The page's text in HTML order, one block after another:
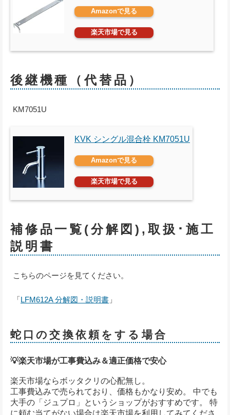
Amazonで見る
楽天市場で見る
後継機種（代替品）
KM7051U
KVK シングル混合栓 KM7051U
Amazonで見る
楽天市場で見る
補修品一覧(分解図),取扱･施工
説明書
こちらのページを見てください。
「LFM612A 分解図・説明書 」
蛇口の交換依頼をする場合
💡楽天市場が工事費込み＆適正価格で安心
楽天市場ならボッタクリの心配無し。
工事費込みで売られており、価格もかなり安め。 中でも
大手の「ジュプロ」というショップがおすすめです。 特
に頼む当てがない場合は楽天市場を利用してみてくださ